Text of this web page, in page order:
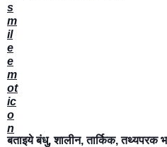
s
m
il
e
e
m
ot
ic
o
n
बताइये बंधु, शालीन, तार्किक, तथ्यपरक